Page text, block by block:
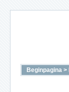
Beginpagina >